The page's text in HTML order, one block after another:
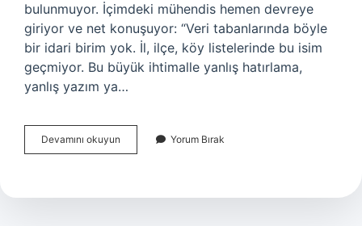
bulunmuyor. İçimdeki mühendis hemen devreye
giriyor ve net konuşuyor: “Veri tabanlarında böyle
bir idari birim yok. İl, ilçe, köy listelerinde bu isim
geçmiyor. Bu büyük ihtimalle yanlış hatırlama,
yanlış yazım ya…
Devamını okuyun
Kurt
?
Yorum Bırak